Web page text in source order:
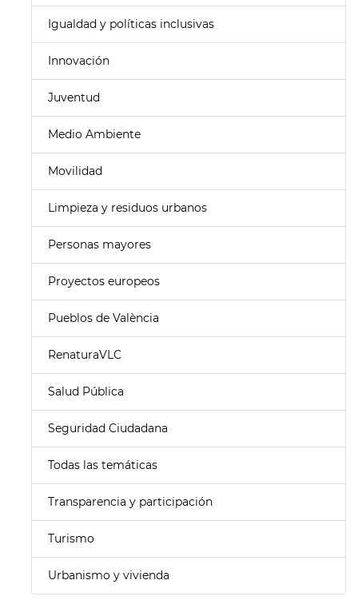
Igualdad y políticas inclusivas
Innovación
Juventud
Medio Ambiente
Movilidad
Limpieza y residuos urbanos
Personas mayores
Proyectos europeos
Pueblos de València
RenaturaVLC
Salud Pública
Seguridad Ciudadana
Todas las temáticas
Transparencia y participación
Turismo
Urbanismo y vivienda